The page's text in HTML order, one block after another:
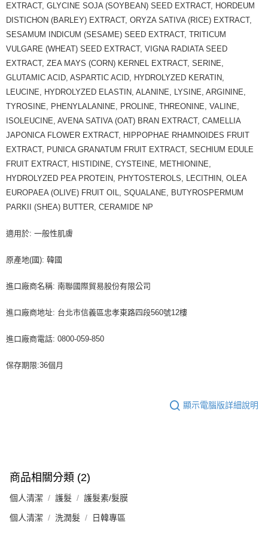
EXTRACT, GLYCINE SOJA (SOYBEAN) SEED EXTRACT, HORDEUM
DISTICHON (BARLEY) EXTRACT, ORYZA SATIVA (RICE) EXTRACT,
SESAMUM INDICUM (SESAME) SEED EXTRACT, TRITICUM
VULGARE (WHEAT) SEED EXTRACT, VIGNA RADIATA SEED
EXTRACT, ZEA MAYS (CORN) KERNEL EXTRACT, SERINE,
GLUTAMIC ACID, ASPARTIC ACID, HYDROLYZED KERATIN,
LEUCINE, HYDROLYZED ELASTIN, ALANINE, LYSINE, ARGININE,
TYROSINE, PHENYLALANINE, PROLINE, THREONINE, VALINE,
ISOLEUCINE, AVENA SATIVA (OAT) BRAN EXTRACT, CAMELLIA
JAPONICA FLOWER EXTRACT, HIPPOPHAE RHAMNOIDES FRUIT
EXTRACT, PUNICA GRANATUM FRUIT EXTRACT, SECHIUM EDULE
FRUIT EXTRACT, HISTIDINE, CYSTEINE, METHIONINE,
HYDROLYZED PEA PROTEIN, PHYTOSTEROLS, LECITHIN, OLEA
EUROPAEA (OLIVE) FRUIT OIL, SQUALANE, BUTYROSPERMUM
PARKII (SHEA) BUTTER, CERAMIDE NP
適用於: 一般性肌膚
原產地(國): 韓國
進口廠商名稱: 南聯國際貿易股份有限公司
進口廠商地址: 台北市信義區忠孝東路四段560號12樓
進口廠商電話: 0800-059-850
保存期限:36個月
顯示電腦版詳細說明
商品相關分類 (2)
個人清潔 護髮 護髮素/髮膜
個人清潔 洗潤髮 日韓專區